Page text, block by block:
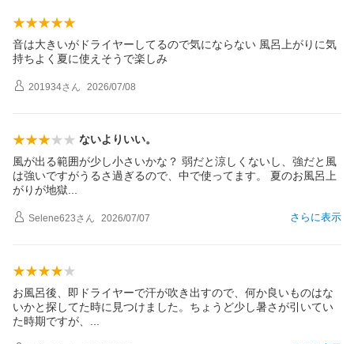
音は大きいがドライヤーしてるので気にならない 風呂上がりに気
持ちよく夏に使えそうで楽しみ
201934さん 2026/07/08
ないよりいい。
風が出る範囲が少し小さいかな？ 弱だと涼しくないし、強だと風
は強いですがうるさ過ぎるので、中で使ってます。 夏のお風呂上
がりが地獄
さらに表示
Selene623さん 2026/07/07
お風呂後、即ドライヤーで汗が吹き出すので、何か良いものはな
いかと探してた時に見つけました。ちょうど少し暑さが引いてい
た時期ですが